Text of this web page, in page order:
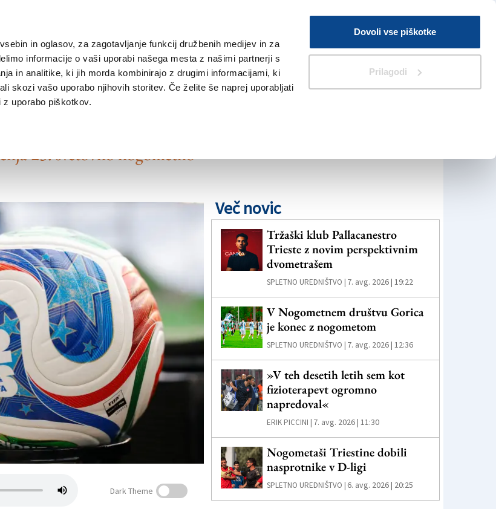
in oglasov, za zagotavljanje funkcij družbenih medijev in za
informacije o vaši uporabi našega mesta z našimi partnerji s
in analitike, ki jih morda kombinirajo z drugimi informacijami, ki
skozi vašo uporabo njihovih storitev. Če želite še naprej uporabljati
uporabo piškotkov.
Dovoli vse piškotke
Prilagodi
V Kioskih
Iskanje
TRŽAŠKA GORIŠKA KULTURA ŠPORT ŠE
23. svetovno nogometno
Dark Theme
Več novic
Tržaški klub Pallacanestro
Trieste z novim perspektivnim
dvometrašem
SPLETNO UREDNIŠTVO | 7. avg. 2026 | 19:22
V Nogometnem društvu Gorica
je konec z nogometom
SPLETNO UREDNIŠTVO | 7. avg. 2026 | 12:36
»V teh desetih letih sem kot
fizioterapevt ogromno
napredoval«
ERIK PICCINI | 7. avg. 2026 | 11:30
Nogometaši Triestine dobili
nasprotnike v D-ligi
SPLETNO UREDNIŠTVO | 6. avg. 2026 | 20:25